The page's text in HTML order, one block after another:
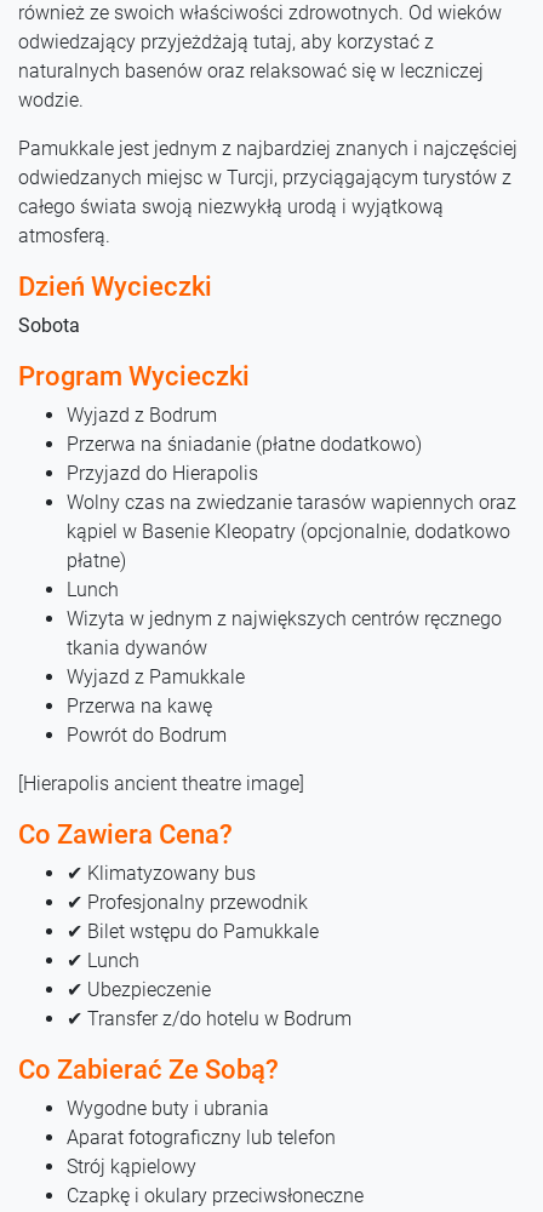
również ze swoich właściwości zdrowotnych. Od wieków
odwiedzający przyjeżdżają tutaj, aby korzystać z
naturalnych basenów oraz relaksować się w leczniczej
wodzie.
Pamukkale jest jednym z najbardziej znanych i najczęściej
odwiedzanych miejsc w Turcji, przyciągającym turystów z
całego świata swoją niezwykłą urodą i wyjątkową
atmosferą.
Dzień Wycieczki
Sobota
Program Wycieczki
Wyjazd z Bodrum
Przerwa na śniadanie (płatne dodatkowo)
Przyjazd do Hierapolis
Wolny czas na zwiedzanie tarasów wapiennych oraz
kąpiel w Basenie Kleopatry (opcjonalnie, dodatkowo
płatne)
Lunch
Wizyta w jednym z największych centrów ręcznego
tkania dywanów
Wyjazd z Pamukkale
Przerwa na kawę
Powrót do Bodrum
[Hierapolis ancient theatre image]
Co Zawiera Cena?
✔ Klimatyzowany bus
✔ Profesjonalny przewodnik
✔ Bilet wstępu do Pamukkale
✔ Lunch
✔ Ubezpieczenie
✔ Transfer z/do hotelu w Bodrum
Co Zabierać Ze Sobą?
Wygodne buty i ubrania
Aparat fotograficzny lub telefon
Strój kąpielowy
Czapkę i okulary przeciwsłoneczne